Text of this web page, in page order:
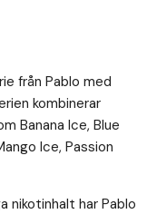
från Pablo med
kombinerar
Banana Ice, Blue
Ice, Passion
nikotinhalt har Pablo